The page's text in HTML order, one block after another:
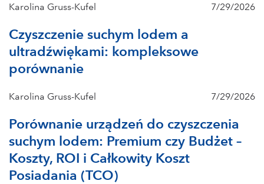
Karolina Gruss-Kufel 7/29/2026
Czyszczenie suchym lodem a
ultradźwiękami: kompleksowe
porównanie
Karolina Gruss-Kufel 7/29/2026
Porównanie urządzeń do czyszczenia
suchym lodem: Premium czy Budżet –
Koszty, ROI i Całkowity Koszt
Posiadania (TCO)